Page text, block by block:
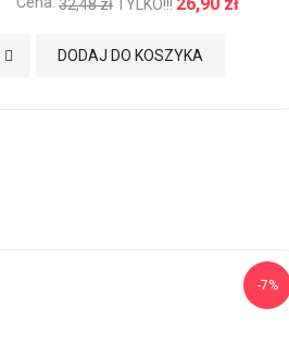
32,48 złTYLKO!!!
DODAJ DO KOSZYKA
Dodaj
-7%